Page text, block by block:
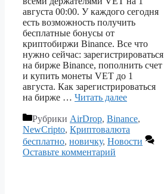
августа 00:00. У каждого сегодня
есть возможность получить
бесплатные бонусы от
криптобиржи Binance. Все что
нужно сейчас: зарегистрироваться
на бирже Binance, пополнить счет
и купить монеты VET до 1
августа. Как зарегистрироваться
на бирже … Читать далее
Рубрики AirDrop, Binance,
NewCripto, Криптовалюта
бесплатно, новичку, Новости
Оставьте комментарий